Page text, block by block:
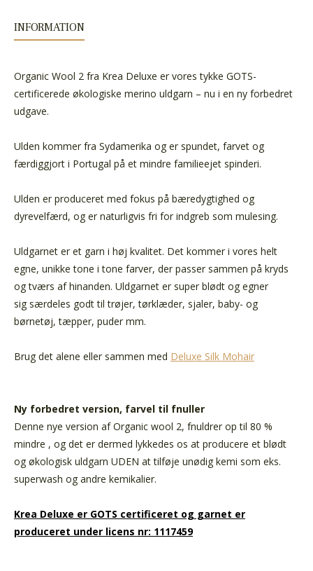
INFORMATION
Organic Wool 2 fra Krea Deluxe er vores tykke GOTS-
certificerede økologiske merino uldgarn – nu i en ny forbedret
udgave.
Ulden kommer fra Sydamerika og er spundet, farvet og
færdiggjort i Portugal på et mindre familieejet spinderi.
Ulden er produceret med fokus på bæredygtighed og
dyrevelfærd, og er naturligvis fri for indgreb som mulesing.
Uldgarnet er et garn i høj kvalitet. Det kommer i vores helt
egne, unikke tone i tone farver, der passer sammen på kryds
og tværs af hinanden. Uldgarnet er super blødt og egner
sig særdeles godt til trøjer, tørklæder, sjaler, baby- og
børnetøj, tæpper, puder mm.
Brug det alene eller sammen med Deluxe Silk Mohair
Ny forbedret version, farvel til fnuller
Denne nye version af Organic wool 2, fnuldrer op til 80 %
mindre , og det er dermed lykkedes os at producere et blødt
og økologisk uldgarn UDEN at tilføje unødig kemi som eks.
superwash og andre kemikalier.
Krea Deluxe er GOTS certificeret og garnet er
produceret under licens nr: 1117459